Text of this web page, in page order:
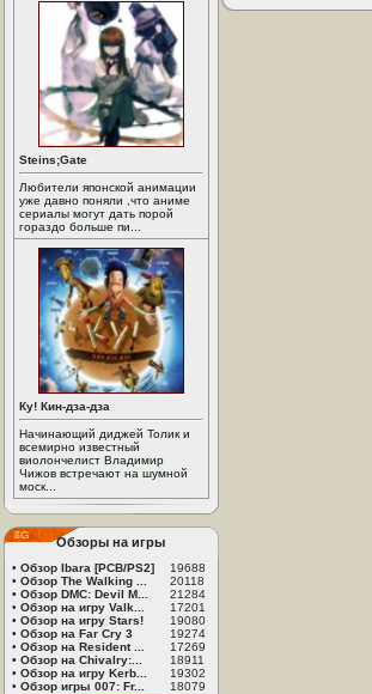
Steins;Gate
Любители японской анимации
уже давно поняли ,что аниме
сериалы могут дать порой
гораздо больше пи...
Ку! Кин-дза-дза
Начинающий диджей Толик и
всемирно известный
виолончелист Владимир
Чижов встречают на шумной
моск...
Обзоры на игры
• Обзор Ibara [PCB/PS2]
19688
• Обзор The Walking ...
20118
• Обзор DMC: Devil M...
21284
• Обзор на игру Valk...
17201
• Обзор на игру Stars!
19080
• Обзор на Far Cry 3
19274
• Обзор на Resident ...
17269
• Обзор на Chivalry:...
18911
• Обзор на игру Kerb...
19302
• Обзор игры 007: Fr... 18079